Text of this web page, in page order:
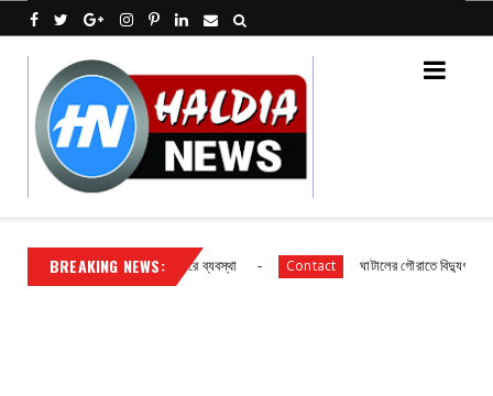
BREAKING NEWS:
বিদ্যালয় ছাত্র ছাত্রীদের আহারে ব্যবস্থা Contact ঘাটালের গৌরাতে বিদ্যুৎ গ্রাহকদের